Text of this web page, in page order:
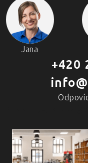
Jana
+420